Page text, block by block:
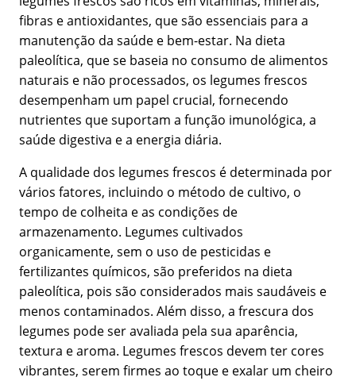
fibras e antioxidantes, que são essenciais para a
manutenção da saúde e bem-estar. Na dieta
paleolítica, que se baseia no consumo de alimentos
naturais e não processados, os legumes frescos
desempenham um papel crucial, fornecendo
nutrientes que suportam a função imunológica, a
saúde digestiva e a energia diária.
A qualidade dos legumes frescos é determinada por
vários fatores, incluindo o método de cultivo, o
tempo de colheita e as condições de
armazenamento. Legumes cultivados
organicamente, sem o uso de pesticidas e
fertilizantes químicos, são preferidos na dieta
paleolítica, pois são considerados mais saudáveis e
menos contaminados. Além disso, a frescura dos
legumes pode ser avaliada pela sua aparência,
textura e aroma. Legumes frescos devem ter cores
vibrantes, serem firmes ao toque e exalar um cheiro